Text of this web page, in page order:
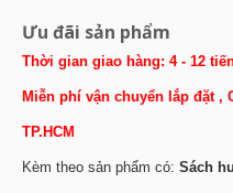
Ưu đãi sản phẩm
Thời gian giao hàng: 4 - 12
Miễn phí vận chuyển lắp đặt
TP.HCM
Kèm theo sản phẩm có: Sách